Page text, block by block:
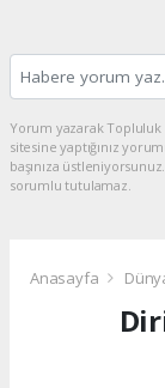
Yorum yazarak Topluluk
sitesine yaptığınız
başınıza
sorumlu tutulamaz.
Anasayfa